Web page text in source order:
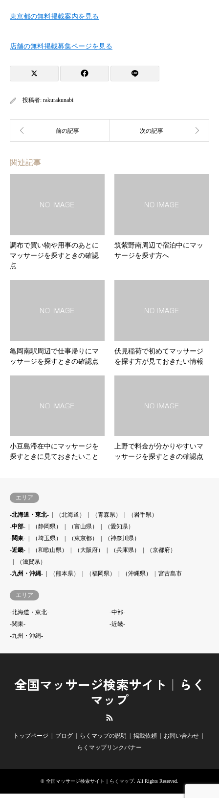
東京都の無料掲載案内を見る
店舗の無料掲載募集ページを見る
投稿者: rakurakunabi
関連記事
調布で買い物や用事のあとに
マッサージを探すときの確認
点
筑紫野南周辺で宿泊中にマッ
サージを探す方へ
亀岡南駅周辺で仕事帰りにマ
ッサージを探すときの確認点
伏見稲荷で初めてマッサージ
を探す方が見ておきたい情報
小豆島滞在中にマッサージを
探すときに見ておきたいこと
上野で料金が分かりやすいマ
ッサージを探すときの確認点
エリア
-北海道・東北- （北海道） （青森県）
（岩手県）
-中部-
（静岡県） （富山県）
（愛知県）
-関東-
（埼玉県） （東京都）
（神奈川県）
-近畿-
（和歌山県） （大阪府） （兵庫県）
（京都府）
（滋賀県）
-九州・沖縄-
（熊本県） （福岡県） （沖縄県） 宮古島市
エリア
-北海道・東北-
-中部-
-関東-
-近畿-
-九州・沖縄-
全国マッサージ検索サイト｜らく
マップ
トップページ ブログ らくマップの説明 掲載依頼
お問い合わせ
らくマップリンクバナー
© 全国マッサージ検索サイト｜らくマップ. All Rights Reserved.